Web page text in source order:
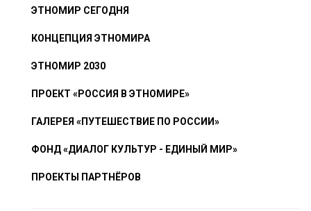
ЭТНОМИР СЕГОДНЯ
КОНЦЕПЦИЯ ЭТНОМИРА
ЭТНОМИР 2030
ПРОЕКТ «РОССИЯ В ЭТНОМИРЕ»
ГАЛЕРЕЯ «ПУТЕШЕСТВИЕ ПО РОССИИ»
ФОНД «ДИАЛОГ КУЛЬТУР - ЕДИНЫЙ МИР»
ПРОЕКТЫ ПАРТНЁРОВ